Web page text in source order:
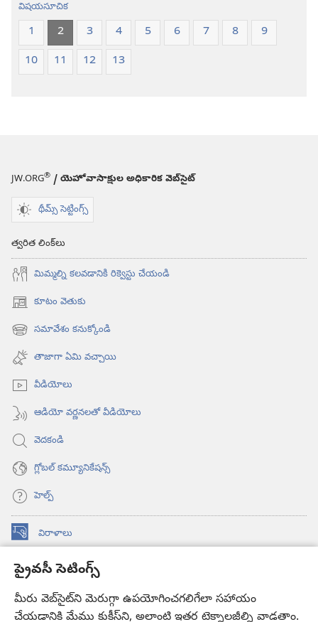
ప్రైవసీ సెటింగ్స్
మీరు వెబ్‌సైట్‌ని మెరుగ్గా ఉపయోగించగలిగేలా సహాయం
చేయడానికి మేము కుకీస్‌ని, అలాంటి ఇతర టెక్నాలజీల్ని వాడతాం.
విషయసూచిక
1 2 3 4 5 6 7 8
9
10
11 12 13
JW.ORG® / యెహోవాసాక్షుల అధికారిక వెబ్‌సైట్‌
థీమ్స్ సెట్టింగ్స్
త్వరిత లింక్‌లు
మిమ్మల్ని కలవడానికి రిక్వెస్టు చేయండి
కూటం వెతుకు
(కొత్త
విండో
ఓపెన్‌
అవుతుంది)
సమావేశం కనుక్కోండి
(కొత్త
విండో
ఓపెన్‌
అవుతుంది)
తాజాగా ఏమి వచ్చాయి
వీడియోలు
ఆడియో వర్ణనలతో వీడియోలు
వెదకండి
గ్లోబల్‌ కమ్యూనికేషన్స్‌
హెల్ప్‌
విరాళాలు
(కొత్త
ఓపెన్‌ కావలికోట ఆన్‌లైన్‌ లైబ్రరీ
(కొత్త
విండో
ఓపెన్‌
JW Hub
(కొత్త